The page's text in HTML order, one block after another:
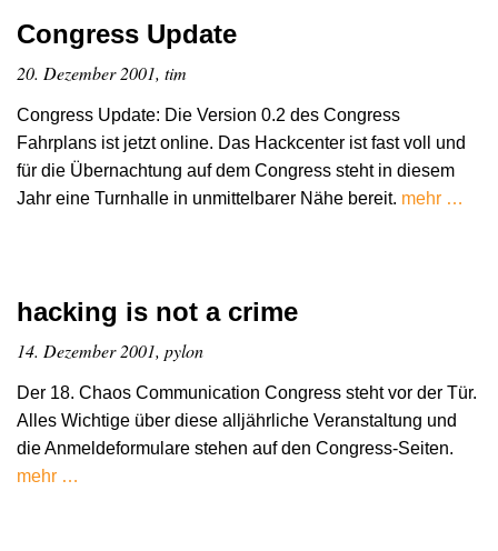
Congress Update
20. Dezember 2001, tim
Congress Update: Die Version 0.2 des Congress
Fahrplans ist jetzt online. Das Hackcenter ist fast voll und
für die Übernachtung auf dem Congress steht in diesem
Jahr eine Turnhalle in unmittelbarer Nähe bereit. mehr …
hacking is not a crime
14. Dezember 2001, pylon
Der 18. Chaos Communication Congress steht vor der Tür.
Alles Wichtige über diese alljährliche Veranstaltung und
die Anmeldeformulare stehen auf den Congress-Seiten.
mehr …